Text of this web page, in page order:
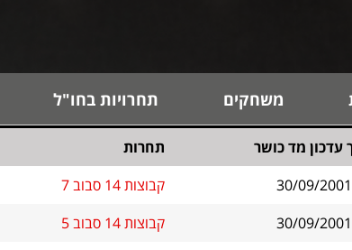
משחקים תחרויות בחו"ל
עדכון מד כושר תחרות
קבוצות 14 סבוב 7
קבוצות 14 סבוב 5